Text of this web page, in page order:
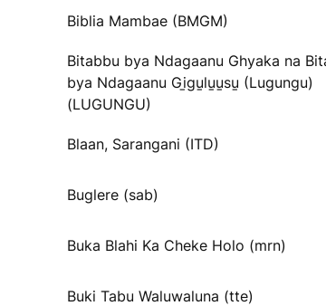
Biblia Mambae (BMGM)
Bitabbu bya Ndagaanu Ghyaka na
bya Ndagaanu Gi̱gu̱lu̱u̱su̱ (Lugungu)
(LUGUNGU)
Blaan, Sarangani (ITD)
Buglere (sab)
Buka Blahi Ka Cheke Holo (mrn)
Buki Tabu Waluwaluna (tte)